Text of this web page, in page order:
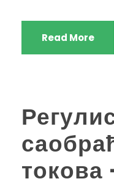
Read More
токова